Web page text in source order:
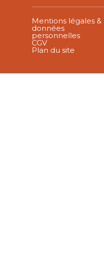
Mentions légales &
données
personnelles
CGV
Plan du site